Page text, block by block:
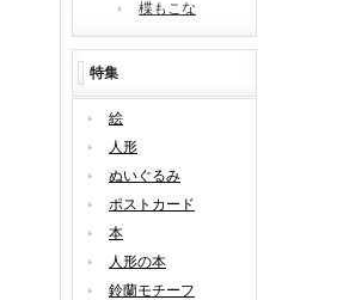
楪もこな
特集
絵
人形
ぬいぐるみ
ポストカード
本
人形の本
鈴蘭モチーフ